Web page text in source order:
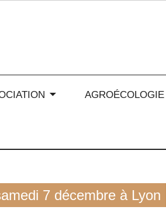
en
AGROÉCOLOGIE
7 décembre à Lyon